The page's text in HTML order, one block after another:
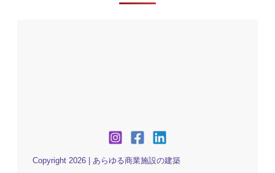
Copyright 2026 | あらゆる商業施設の建築